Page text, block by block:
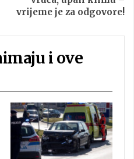
vrijeme je za odgovore!
i ove